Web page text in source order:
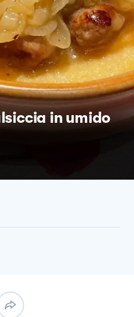
in umido